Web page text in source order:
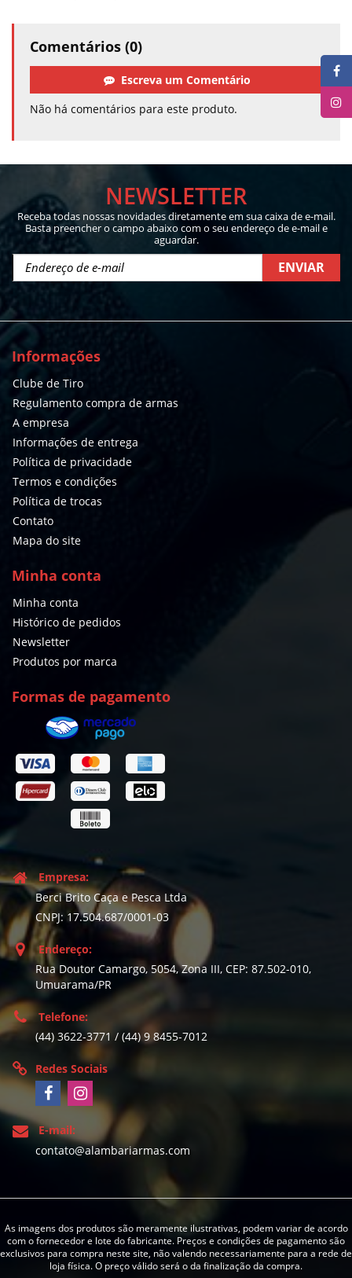
Comentários (0)
Escreva um Comentário
Não há comentários para este produto.
NEWSLETTER
Receba todas nossas novidades diretamente em sua caixa de e-mail.
Basta preencher o campo abaixo com o seu endereço de e-mail e
aguardar.
ENVIAR
Informações
Clube de Tiro
Regulamento compra de armas
A empresa
Informações de entrega
Política de privacidade
Termos e condições
Política de trocas
Contato
Mapa do site
Minha conta
Minha conta
Histórico de pedidos
Newsletter
Produtos por marca
Formas de pagamento
Empresa:
Berci Brito Caça e Pesca Ltda
CNPJ: 17.504.687/0001-03
Endereço:
Rua Doutor Camargo, 5054, Zona III, CEP: 87.502-010,
Umuarama/PR
Telefone:
(44) 3622-3771 / (44) 9 8455-7012
Redes Sociais
E-mail:
contato@alambariarmas.com
As imagens dos produtos são meramente ilustrativas, podem variar de acordo
com o fornecedor e lote do fabricante. Preços e condições de pagamento são
exclusivos para compra neste site, não valendo necessariamente para a rede de
loja física. O preço válido será o da finalização da compra.